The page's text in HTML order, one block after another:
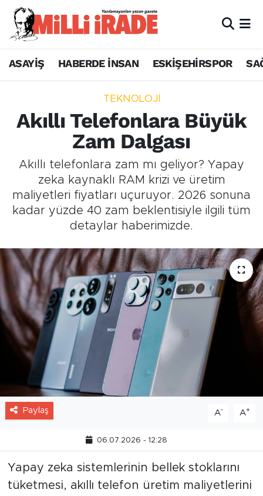
ASAYİŞ HABERDE İNSAN ESKİŞEHİRSPOR
TEKNOLOJİ
Akıllı Telefonlara Büyük
Zam Dalgası
Akıllı telefonlara zam mı geliyor? Yapay
zeka kaynaklı RAM krizi ve üretim
maliyetleri fiyatları uçuruyor. 2026 sonuna
kadar yüzde 40 zam beklentisiyle ilgili tüm
detaylar haberimizde.
Paylaş A- A+
06.07.2026 - 12:28
Yapay zeka sistemlerinin bellek stoklarını
tüketmesi, akıllı telefon üretim maliyetlerini